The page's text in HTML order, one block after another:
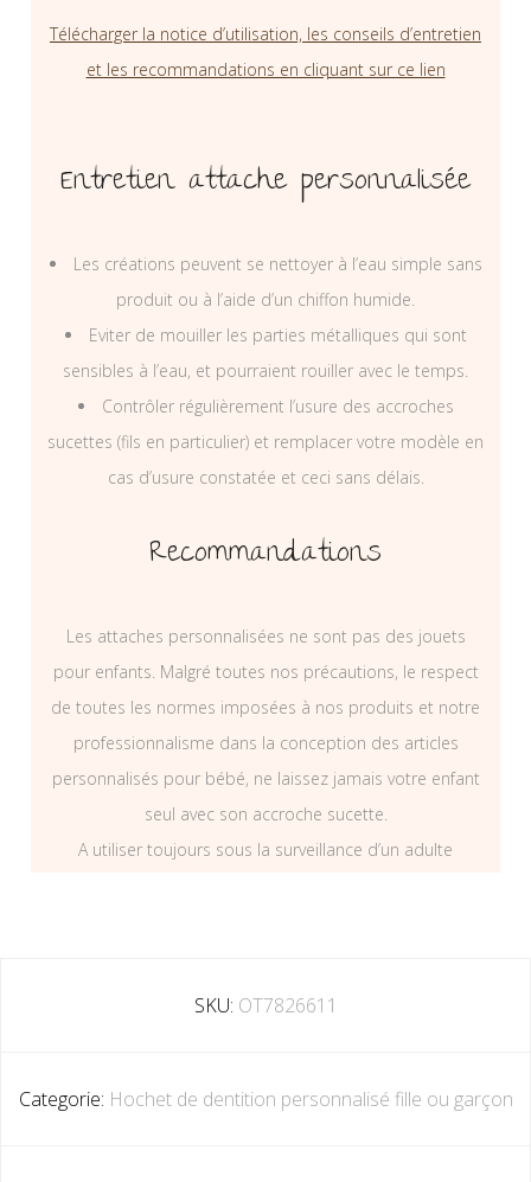
Télécharger la notice d’utilisation, les conseils d’entretien
et les recommandations en cliquant sur ce lien
Entretien attache personnalisée
Les créations peuvent se nettoyer à l’eau simple sans
produit ou à l’aide d’un chiffon humide.
Eviter de mouiller les parties métalliques qui sont
sensibles à l’eau, et pourraient rouiller avec le temps.
Contrôler régulièrement l’usure des accroches
sucettes (fils en particulier) et remplacer votre modèle en
cas d’usure constatée et ceci sans délais.
Recommandations
Les attaches personnalisées ne sont pas des jouets
pour enfants. Malgré toutes nos précautions, le respect
de toutes les normes imposées à nos produits et notre
professionnalisme dans la conception des articles
personnalisés pour bébé, ne laissez jamais votre enfant
seul avec son accroche sucette.
A utiliser toujours sous la surveillance d’un adulte
SKU: OT7826611
Categorie: Hochet de dentition personnalisé fille ou garçon